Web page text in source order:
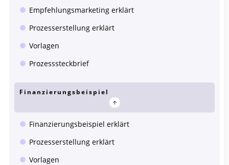
Empfehlungsmarketing erklärt
Prozesserstellung erklärt
Vorlagen
Prozesssteckbrief
Finanzierungsbeispiel
Finanzierungsbeispiel erklärt
Prozesserstellung erklärt
Vorlagen